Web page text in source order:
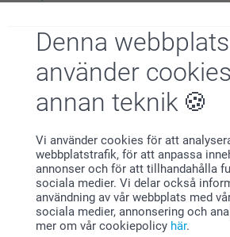
Denna webbplats
använder
annan teknik
Vi använder cookies för att
webbplatstrafik, för att anpassa
annonser och för att tillhandahålla
sociala medier. Vi delar också
användning av vår webbplats med
sociala medier, annonsering och
mer om vår cookiepolicy här.
barn
Från 429,00
(1 omdömen)
469,00
Inressant